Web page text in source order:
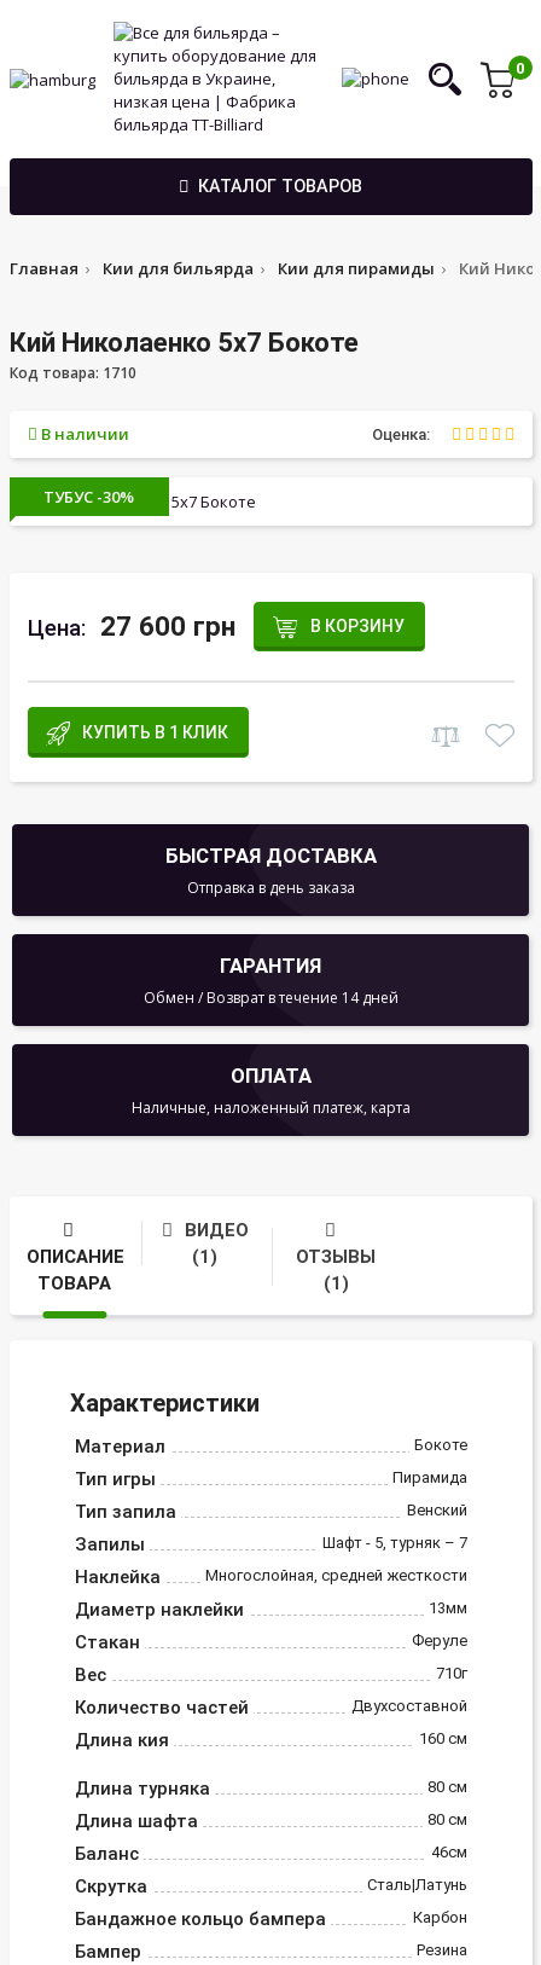
0
КАТАЛОГ ТОВАРОВ
Главная Кии для бильярда Кии для пирамиды Кий
Кий Николаенко 5х7 Бокоте
Код товара: 1710
В наличии Оценка:
ТУБУС -30%
Цена: 27 600 грн В КОРЗИНУ
КУПИТЬ В 1 КЛИК
БЫСТРАЯ ДОСТАВКА
Отправка в день заказа
ГАРАНТИЯ
Обмен / Возврат в течение 14 дней
ОПЛАТА
Наличные, наложенный платеж, карта
ОПИСАНИЕ
ТОВАРА
ВИДЕО
(1)
ОТЗЫВЫ
(1)
Характеристики
Материал Бокоте
Тип игры Пирамида
Тип запила Венский
Запилы Шафт - 5, турняк – 7
Наклейка Многослойная, средней жесткости
Диаметр наклейки 13мм
Стакан Феруле
Вес 710г
Количество частей Двухсоставной
Длина кия 160 см
Длина турняка 80 см
Длина шафта 80 см
Баланс 46см
Скрутка Сталь|Латунь
Бандажное кольцо бампера Карбон
Бампер Резина